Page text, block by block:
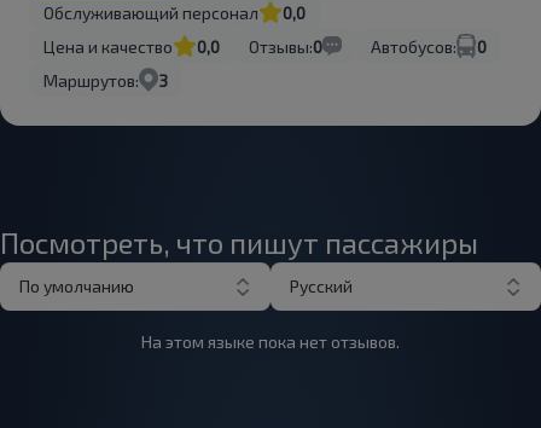
Обслуживающий персонал
0,0
Цена и качество
0,0 Отзывы:0 Автобусов:
0
Маршрутов:
3
Посмотреть, что пишут пассажиры
По умолчанию Русский
На этом языке пока нет отзывов.